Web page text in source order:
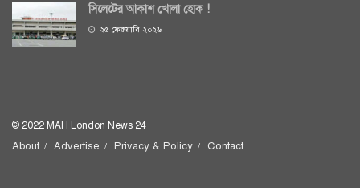
সিলেটের আকাশ খোলা হোক !
২৫ ফেব্রুয়ারি ২০২৬
© 2022 MAH London News 24
About Advertise Privacy & Policy Contact